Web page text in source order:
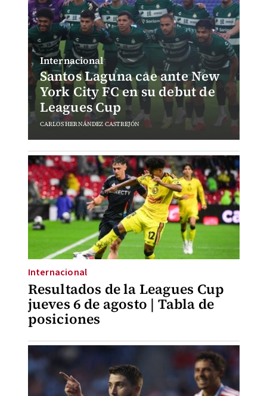
Santos Laguna cae ante New
York City FC en su debut de
Leagues Cup
Internacional
CARLOS HERNÁNDEZ CASTREJÓN
Resultados de la Leagues Cup
jueves 6 de agosto | Tabla de
posiciones
Internacional